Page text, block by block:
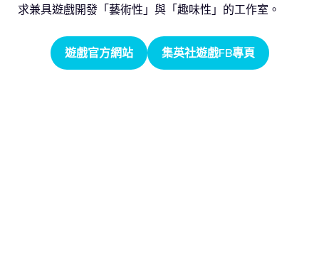
求兼具遊戲開發「藝術性」與「趣味性」的工作室。
遊戲官方網站 集英社遊戲FB專頁